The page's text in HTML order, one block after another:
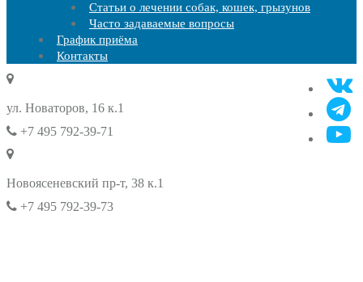
Статьи о лечении собак, кошек, грызунов
Часто задаваемые вопросы
График приёма
Контакты
ул. Новаторов, 16 к.1
+7 495 792-39-71
Новоясеневский пр-т, 38 к.1
+7 495 792-39-73